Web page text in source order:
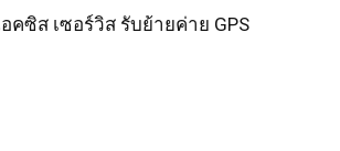
คซิส เซอร์วิส รับย้ายค่าย GPS